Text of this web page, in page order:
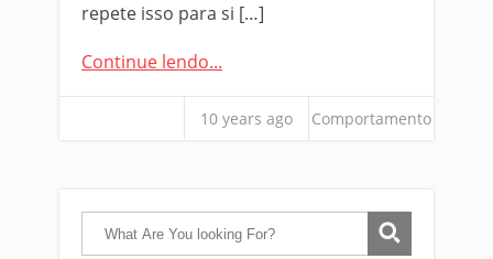
repete isso para si […]
Continue lendo...
10 years ago Comportamento